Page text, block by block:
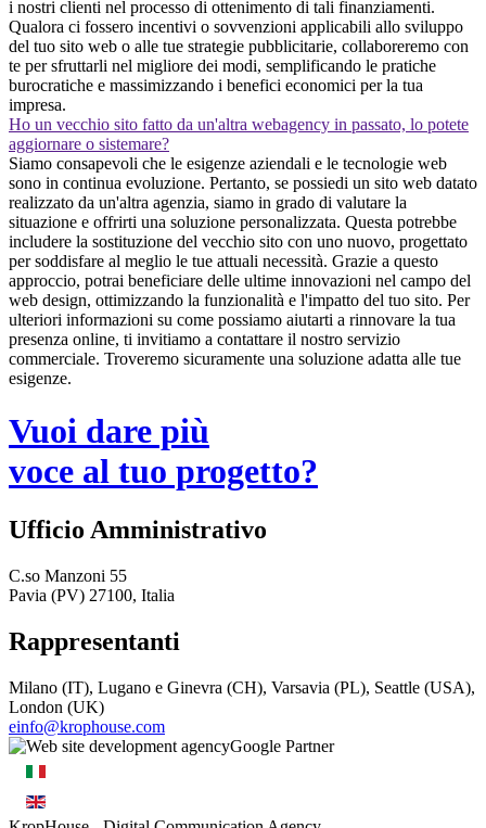
i nostri clienti nel processo di ottenimento di tali finanziamenti.
Qualora ci fossero incentivi o sovvenzioni applicabili allo sviluppo
del tuo sito web o alle tue strategie pubblicitarie, collaboreremo con
te per sfruttarli nel migliore dei modi, semplificando le pratiche
burocratiche e massimizzando i benefici economici per la tua
impresa.
Ho un vecchio sito fatto da un'altra webagency in passato, lo potete
aggiornare o sistemare?
Siamo consapevoli che le esigenze aziendali e le tecnologie web
sono in continua evoluzione. Pertanto, se possiedi un sito web datato
realizzato da un'altra agenzia, siamo in grado di valutare la
situazione e offrirti una soluzione personalizzata. Questa potrebbe
includere la sostituzione del vecchio sito con uno nuovo, progettato
per soddisfare al meglio le tue attuali necessità. Grazie a questo
approccio, potrai beneficiare delle ultime innovazioni nel campo del
web design, ottimizzando la funzionalità e l'impatto del tuo sito. Per
ulteriori informazioni su come possiamo aiutarti a rinnovare la tua
presenza online, ti invitiamo a contattare il nostro servizio
commerciale. Troveremo sicuramente una soluzione adatta alle tue
esigenze.
Vuoi dare più
voce al tuo progetto?
Ufficio Amministrativo
C.so Manzoni 55
Pavia (PV) 27100, Italia
Rappresentanti
Milano (IT), Lugano e Ginevra (CH), Varsavia (PL), Seattle (USA),
London (UK)
einfo@krophouse.com